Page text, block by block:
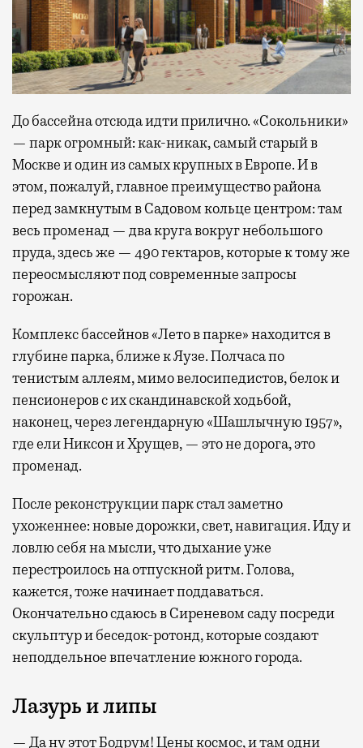
До бассейна отсюда идти прилично. «Сокольники»
— парк огромный: как-никак, самый старый в
Москве и один из самых крупных в Европе. И в
этом, пожалуй, главное преимущество района
перед замкнутым в Садовом кольце центром: там
весь променад — два круга вокруг небольшого
пруда, здесь же — 490 гектаров, которые к тому же
переосмысляют под современные запросы
горожан.
Комплекс бассейнов «Лето в парке» находится в
глубине парка, ближе к Яузе. Полчаса по
тенистым аллеям, мимо велосипедистов, белок и
пенсионеров с их скандинавской ходьбой,
наконец, через легендарную «Шашлычную 1957»,
где ели Никсон и Хрущев, — это не дорога, это
променад.
После реконструкции парк стал заметно
ухоженнее: новые дорожки, свет, навигация. Иду и
ловлю себя на мысли, что дыхание уже
перестроилось на отпускной ритм. Голова,
кажется, тоже начинает поддаваться.
Окончательно сдаюсь в Сиреневом саду посреди
скульптур и беседок-ротонд, которые создают
неподдельное впечатление южного города.
Лазурь и липы
— Да ну этот Бодрум! Цены космос, и там одни